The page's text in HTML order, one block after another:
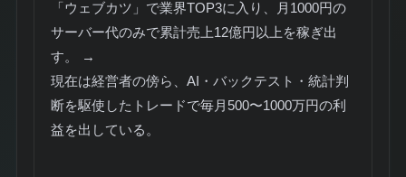
「ウェブカツ」で業界TOP3に入り、月1000円の
サーバー代のみで累計売上12億円以上を稼ぎ出
す。 →
現在は経営者の傍ら、AI・バックテスト・統計判
断を駆使したトレードで毎月500〜1000万円の利
益を出している。